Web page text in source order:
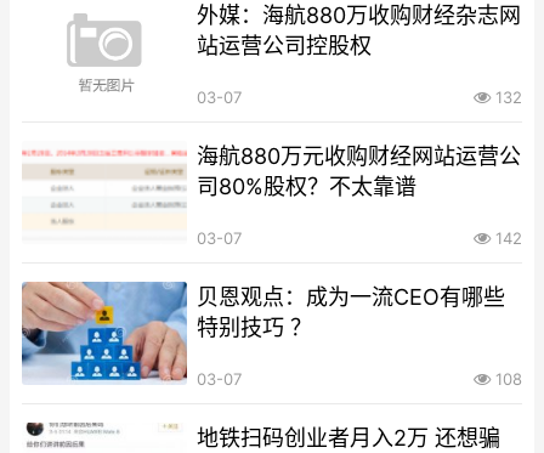
外媒：海航880万收购财经杂志网
站运营公司控股权
03-07 132
海航880万元收购财经网站运营公
司80%股权？不太靠谱
03-07 142
贝恩观点：成为一流CEO有哪些
特别技巧 ？
03-07 108
地铁扫码创业者月入2万 还想骗